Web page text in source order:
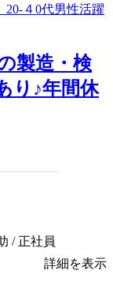
製造・検
り♪年間休
/ 正社員
詳細を表示